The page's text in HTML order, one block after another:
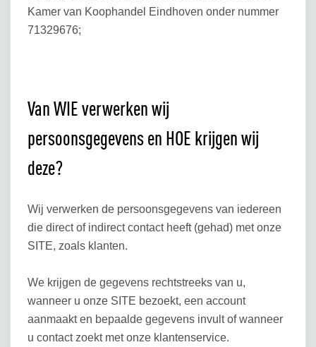
Kamer van Koophandel Eindhoven onder nummer
71329676;
Van WIE verwerken wij
persoonsgegevens en HOE krijgen wij
deze?
Wij verwerken de persoonsgegevens van iedereen
die direct of indirect contact heeft (gehad) met onze
SITE, zoals klanten.
We krijgen de gegevens rechtstreeks van u,
wanneer u onze SITE bezoekt, een account
aanmaakt en bepaalde gegevens invult of wanneer
u contact zoekt met onze klantenservice.